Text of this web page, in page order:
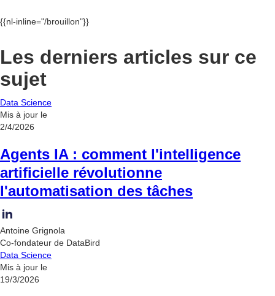
{{nl-inline="/brouillon"}}
Les derniers articles sur ce
sujet
Data Science
Mis à jour le
2/4/2026
Agents IA : comment l'intelligence
artificielle révolutionne
l'automatisation des tâches
Antoine Grignola
Co-fondateur de DataBird
Data Science
Mis à jour le
19/3/2026